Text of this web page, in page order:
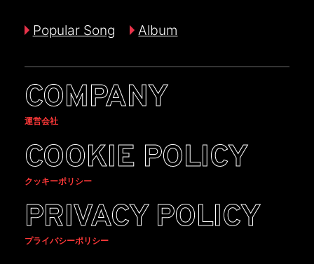
Popular Song Album
COMPANY
運営会社
COOKIE POLICY
クッキーポリシー
PRIVACY POLICY
プライバシーポリシー